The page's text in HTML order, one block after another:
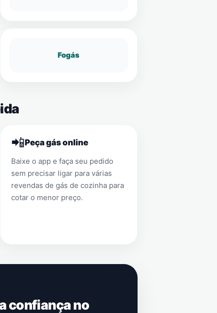
Fogás
📲Peça gás online
Baixe o app e faça seu pedido
sem precisar ligar para várias
revendas de gás de cozinha para
cotar o menor preço.
confiança no